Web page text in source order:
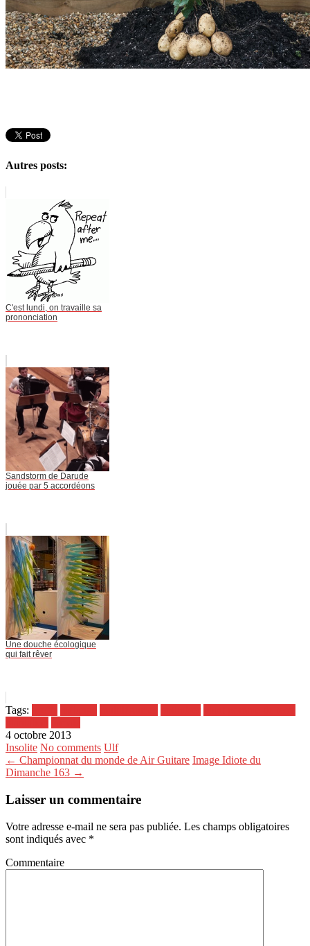
Autres posts:
C'est lundi, on travaille sa
prononciation
Sandstorm de Darude
jouée par 5 accordéons
Une douche écologique
qui fait rêver
Tags:
4 octobre 2013
Insolite No comments Ulf
← Championnat du monde de Air Guitare Image Idiote du
Dimanche 163 →
Laisser un commentaire
Votre adresse e-mail ne sera pas publiée. Les champs obligatoires
sont indiqués avec *
Commentaire